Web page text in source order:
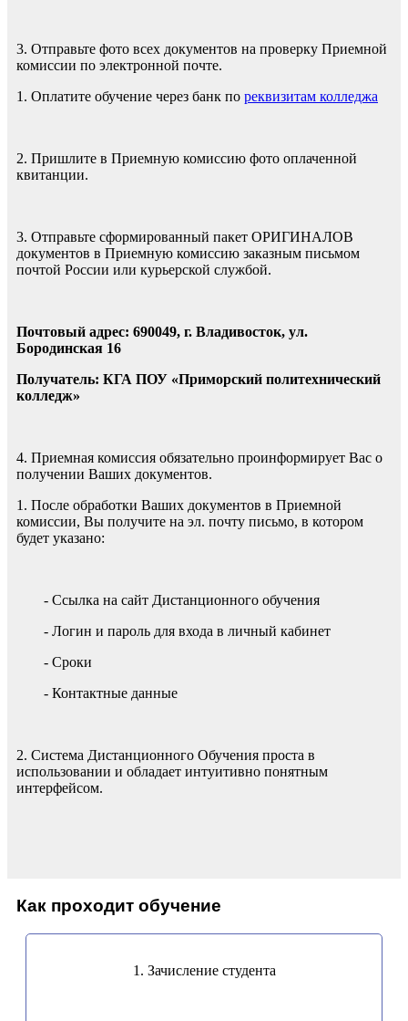
3. Отправьте фото всех документов на проверку Приемной
комиссии по электронной почте.
1. Оплатите обучение через банк по реквизитам колледжа
2. Пришлите в Приемную комиссию фото оплаченной
квитанции.
3. Отправьте сформированный пакет ОРИГИНАЛОВ
документов в Приемную комиссию заказным письмом
почтой России или курьерской службой.
Почтовый адрес: 690049, г. Владивосток, ул.
Бородинская 16
Получатель: КГА ПОУ «Приморский политехнический
колледж»
4. Приемная комиссия обязательно проинформирует Вас о
получении Ваших документов.
1. После обработки Ваших документов в Приемной
комиссии, Вы получите на эл. почту письмо, в котором
будет указано:
- Ссылка на сайт Дистанционного обучения
- Логин и пароль для входа в личный кабинет
- Сроки
- Контактные данные
2. Система Дистанционного Обучения проста в
использовании и обладает интуитивно понятным
интерфейсом.
Как проходит обучение
1. Зачисление студента